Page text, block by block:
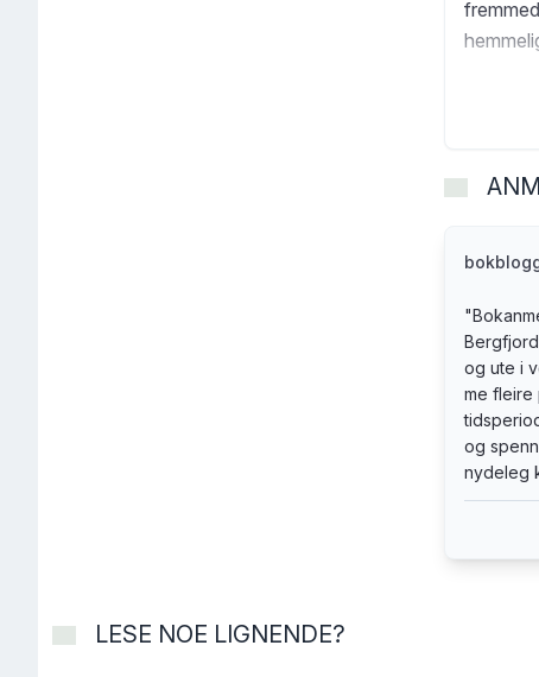
hvert
ferd
"
og ute i
me fleire
og
nydeleg
LESE NOE LIGNENDE?